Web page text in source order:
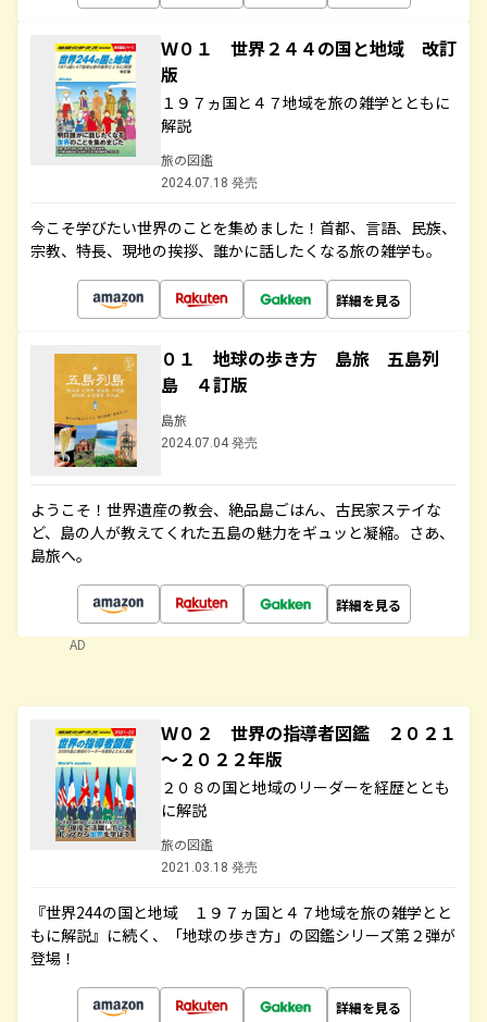
Ｗ０１ 世界２４４の国と地域 改訂
版
１９７ヵ国と４７地域を旅の雑学とともに
解説
旅の図鑑
2024.07.18 発売
今こそ学びたい世界のことを集めました！首都、言語、民族、
宗教、特長、現地の挨拶、誰かに話したくなる旅の雑学も。
詳細を見る
０１ 地球の歩き方 島旅 五島列
島 ４訂版
島旅
2024.07.04 発売
ようこそ！世界遺産の教会、絶品島ごはん、古民家ステイな
ど、島の人が教えてくれた五島の魅力をギュッと凝縮。さあ、
島旅へ。
詳細を見る
AD
Ｗ０２ 世界の指導者図鑑 ２０２１
～２０２２年版
２０８の国と地域のリーダーを経歴ととも
に解説
旅の図鑑
2021.03.18 発売
『世界244の国と地域 １９７ヵ国と４７地域を旅の雑学とと
もに解説』に続く、「地球の歩き方」の図鑑シリーズ第２弾が
登場！
詳細を見る